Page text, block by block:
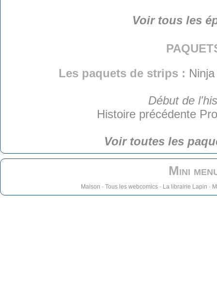
Voir tous les
Les paquets de strips :
Début de
Histoire précédente
Voir toutes les
Mini
Maison - Tous les webcomics- La librairie Lapin -